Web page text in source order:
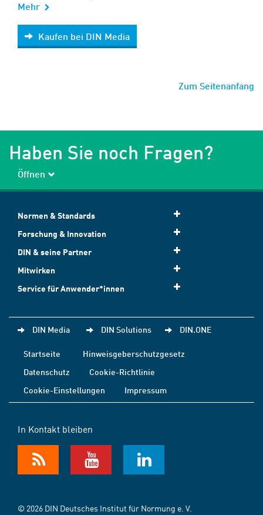
Mehr
Kaufen bei DIN Media
Kaufen bei DIN Media
Zum Seitenanfang
Haben Sie noch Fragen?
Öffnen
Normen & Standards
Forschung & Innovation
DIN & seine Partner
Mitwirken
Service für Anwender*innen
DIN Media DIN Solutions DIN.ONE
Startseite
Hinweisgeberschutzgesetz
Datenschutz
Cookie-Richtlinie
Cookie-Einstellungen
Impressum
In Kontakt bleiben
© 2026 DIN Deutsches Institut für Normung e. V.